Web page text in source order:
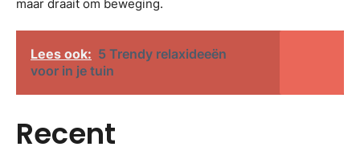
maar draait om beweging.
Lees ook: 5 Trendy relaxideeën
voor in je tuin
Recent